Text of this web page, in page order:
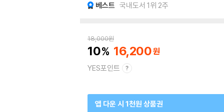
베스트 국내도서 1위 2주
18,000원
10 16,200
YES포인트
앱 다운 시 1천원 상품권